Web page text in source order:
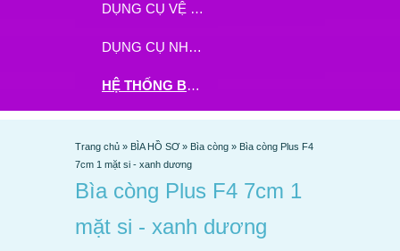
DỤNG CỤ VỆ SINH
DỤNG CỤ NHÀ BẾP
HỆ THỐNG BHX - TGDĐ ĐẶT HÀNG TẠI ĐÂY
Trang chủ » BÌA HỒ SƠ » Bìa còng » Bìa còng Plus F4
7cm 1 mặt si - xanh dương
Bìa còng Plus F4 7cm 1
mặt si - xanh dương